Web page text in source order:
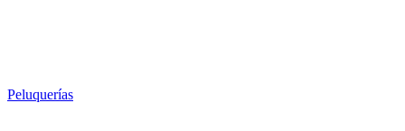
Peluquerías